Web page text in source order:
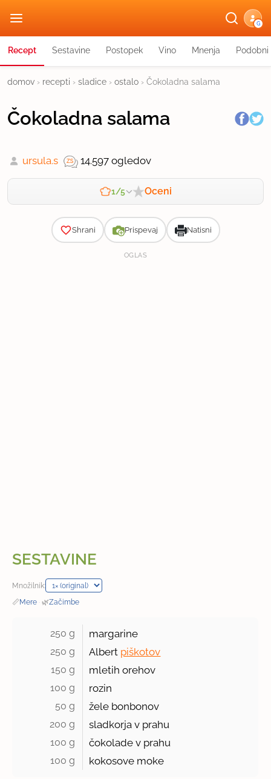
G
Recept Sestavine Postopek Vino Mnenja
domov › recepti › sladice › ostalo › Čokoladna salama
Čokoladna salama
ursula.s 14.597 ogledov
1/5 Oceni
Shrani Prispevaj Natisni
OGLAS
SESTAVINE
Množilnik:
📏Mere · 🌿Začimbe
250 g margarine
250 g Albert piškotov
150 g mletih orehov
100 g rozin
50 g žele bonbonov
200 g sladkorja v prahu
100 g čokolade v prahu
100 g kokosove moke